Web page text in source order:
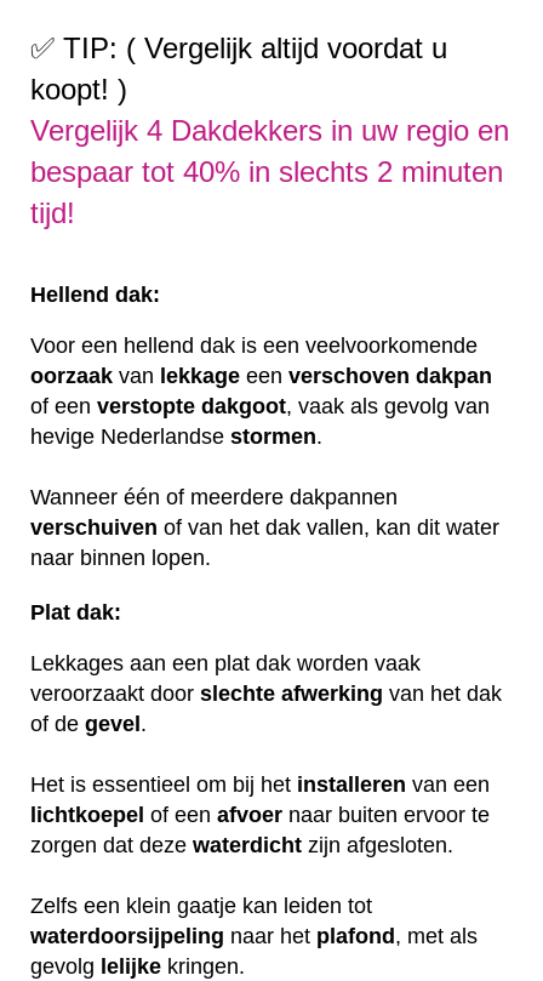
✅ TIP: ( Vergelijk altijd voordat u
koopt! )
Vergelijk 4 Dakdekkers in uw regio en
bespaar tot 40% in slechts 2 minuten
tijd!
Hellend dak:
Voor een hellend dak is een veelvoorkomende
oorzaak van lekkage een verschoven dakpan
of een verstopte dakgoot, vaak als gevolg van
hevige Nederlandse stormen.
Wanneer één of meerdere dakpannen
verschuiven of van het dak vallen, kan dit water
naar binnen lopen.
Plat dak:
Lekkages aan een plat dak worden vaak
veroorzaakt door slechte afwerking van het dak
of de gevel.
Het is essentieel om bij het installeren van een
lichtkoepel of een afvoer naar buiten ervoor te
zorgen dat deze waterdicht zijn afgesloten.
Zelfs een klein gaatje kan leiden tot
waterdoorsijpeling naar het plafond, met als
gevolg lelijke kringen.